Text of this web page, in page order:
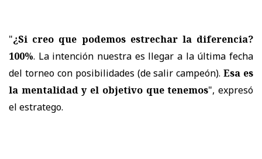
"¿Si creo que podemos estrechar la diferencia?
100%. La intención nuestra es llegar a la última fecha
del torneo con posibilidades (de salir campeón).Esa es
la mentalidad y el objetivo que tenemos", expresó
el estratego.